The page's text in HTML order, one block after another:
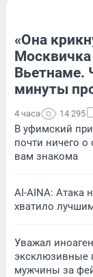
«Она
Москвичка
Вьетнаме.
минуты
4 часа 14 295
В уфимский
почти ничего о
вам знакома
AI-AINA: Атака
хватило
Уважал
эксклюзивные
мужчины за